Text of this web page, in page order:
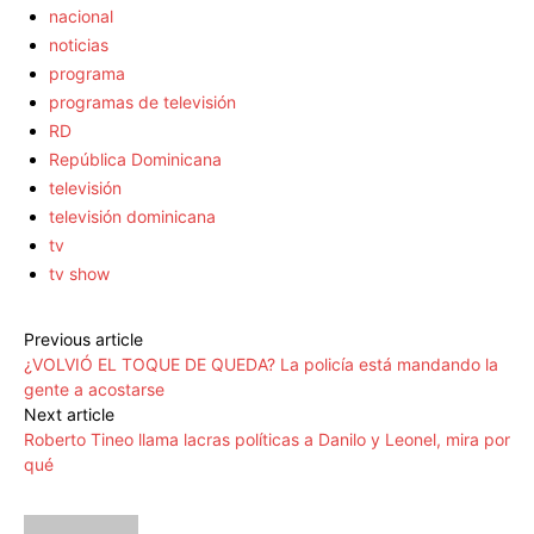
nacional
noticias
programa
programas de televisión
RD
República Dominicana
televisión
televisión dominicana
tv
tv show
Previous article
¿VOLVIÓ EL TOQUE DE QUEDA? La policía está mandando la
gente a acostarse
Next article
Roberto Tineo llama lacras políticas a Danilo y Leonel, mira por
qué